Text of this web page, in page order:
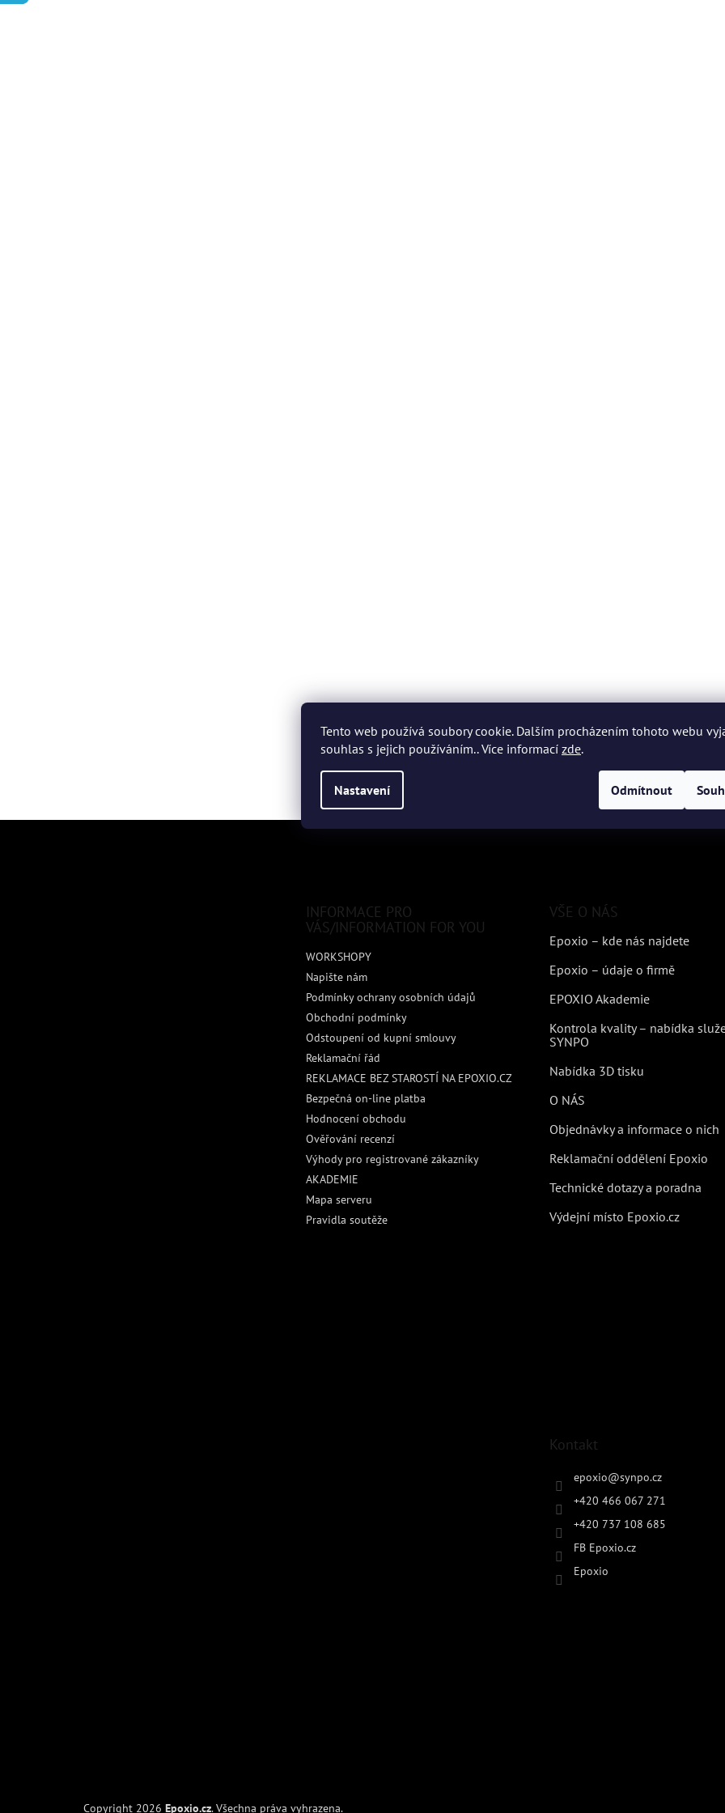
Tento web používá soubory cookie. Dalším procházením tohoto webu
souhlas s jejich používáním.. Více informací zde.
Nastavení Odmítnout
INFORMACE PRO
VÁS/INFORMATION FOR YOU
WORKSHOPY
Napište nám
Podmínky ochrany osobních údajů
Obchodní podmínky
Odstoupení od kupní smlouvy
Reklamační řád
REKLAMACE BEZ STAROSTÍ NA EPOXIO.CZ
Bezpečná on-line platba
Hodnocení obchodu
Ověřování recenzí
Výhody pro registrované zákazníky
AKADEMIE
Mapa serveru
Pravidla soutěže
VŠE O NÁS
Epoxio – kde nás najdete
Epoxio – údaje o firmě
EPOXIO Akademie
Kontrola kvality – nabídka
SYNPO
Nabídka 3D tisku
O NÁS
Objednávky a informace o nich
Reklamační oddělení Epoxio
Technické dotazy a poradna
Výdejní místo Epoxio.cz
Kontakt
epoxio@synpo.cz
+420 466 067 271
+420 737 108 685
FB Epoxio.cz
Epoxio
Copyright 2026 Epoxio.cz. Všechna práva vyhrazena.